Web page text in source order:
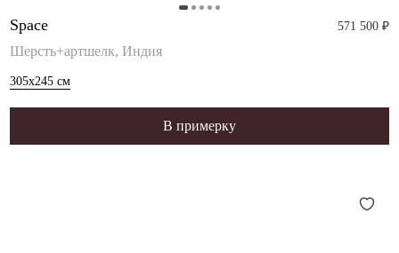
Space 571 500 ₽
Шерсть+артшелк, Индия
305x245 см
В примерку